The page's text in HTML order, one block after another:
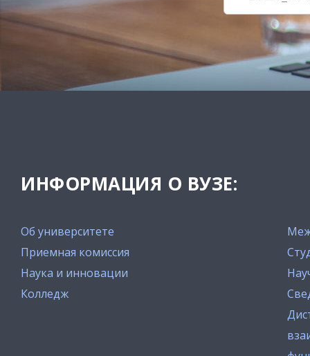
ИНФОРМАЦИЯ О ВУЗЕ:
Об университете
Приемная комиссия
Наука и инновации
Колледж